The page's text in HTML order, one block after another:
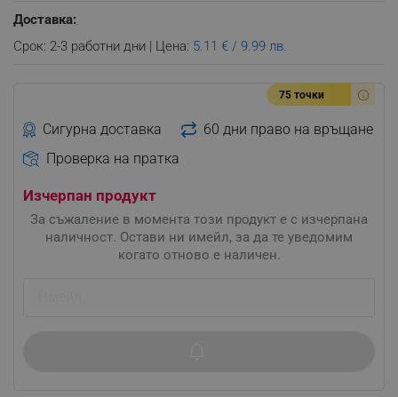
Доставка:
Срок: 2-3 работни дни | Цена: 5.11 € / 9.99 лв.
75 точки
Сигурна доставка
60 дни право на връщане
Проверка на пратка
Изчерпан продукт
За съжаление в момента този продукт е с изчерпана
наличност. Остави ни имейл, за да те уведомим
когато отново е наличен.